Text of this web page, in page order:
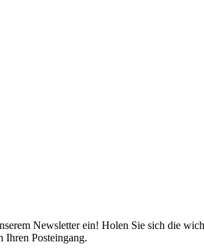
Newsletter ein! Holen Sie sich die
Ihren Posteingang.